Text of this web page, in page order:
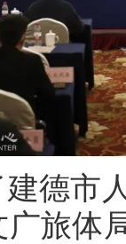
德市
旅体